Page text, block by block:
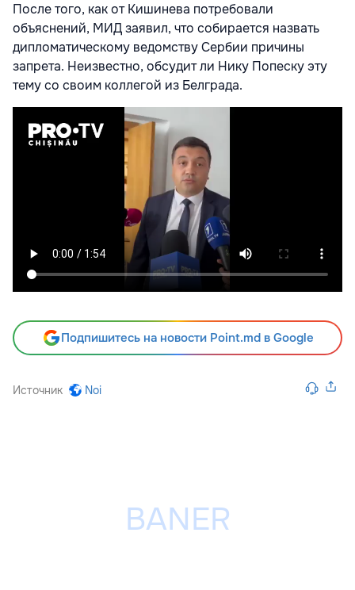
После того, как от Кишинева потребовали
объяснений, МИД заявил, что собирается назвать
дипломатическому ведомству Сербии причины
запрета. Неизвестно, обсудит ли Нику Попеску эту
тему со своим коллегой из Белграда.
Подпишитесь на новости Point.md в Google
Источник Noi